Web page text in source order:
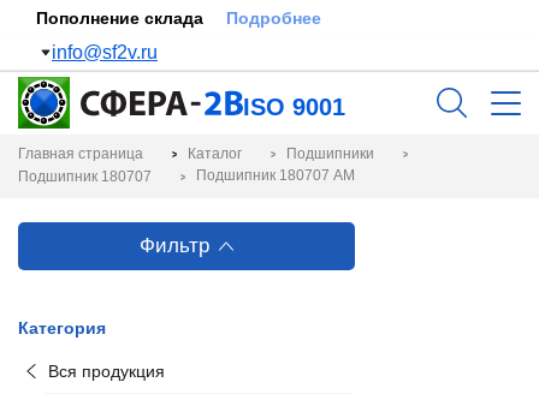
Пополнение склада Подробнее
info@sf2v.ru
ISO 9001
Главная страница Каталог
Подшипники
Подшипник 180707
Подшипник 180707 AM
Фильтр
Категория
Вся продукция